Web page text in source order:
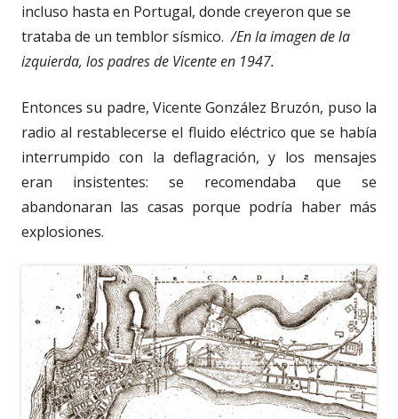
incluso hasta en Portugal, donde creyeron que se
trataba de un temblor sísmico./En la imagen de la
izquierda, los padres de Vicente en 1947.
Entonces su padre, Vicente González Bruzón, puso la
radio al restablecerse el fluido eléctrico que se había
interrumpido con la deflagración, y los mensajes
eran insistentes: se recomendaba que se
abandonaran las casas porque podría haber más
explosiones.